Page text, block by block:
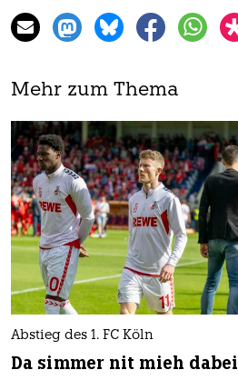
Mehr zum Thema
Abstieg des 1. FC Köln
Da simmer nit mieh dabei